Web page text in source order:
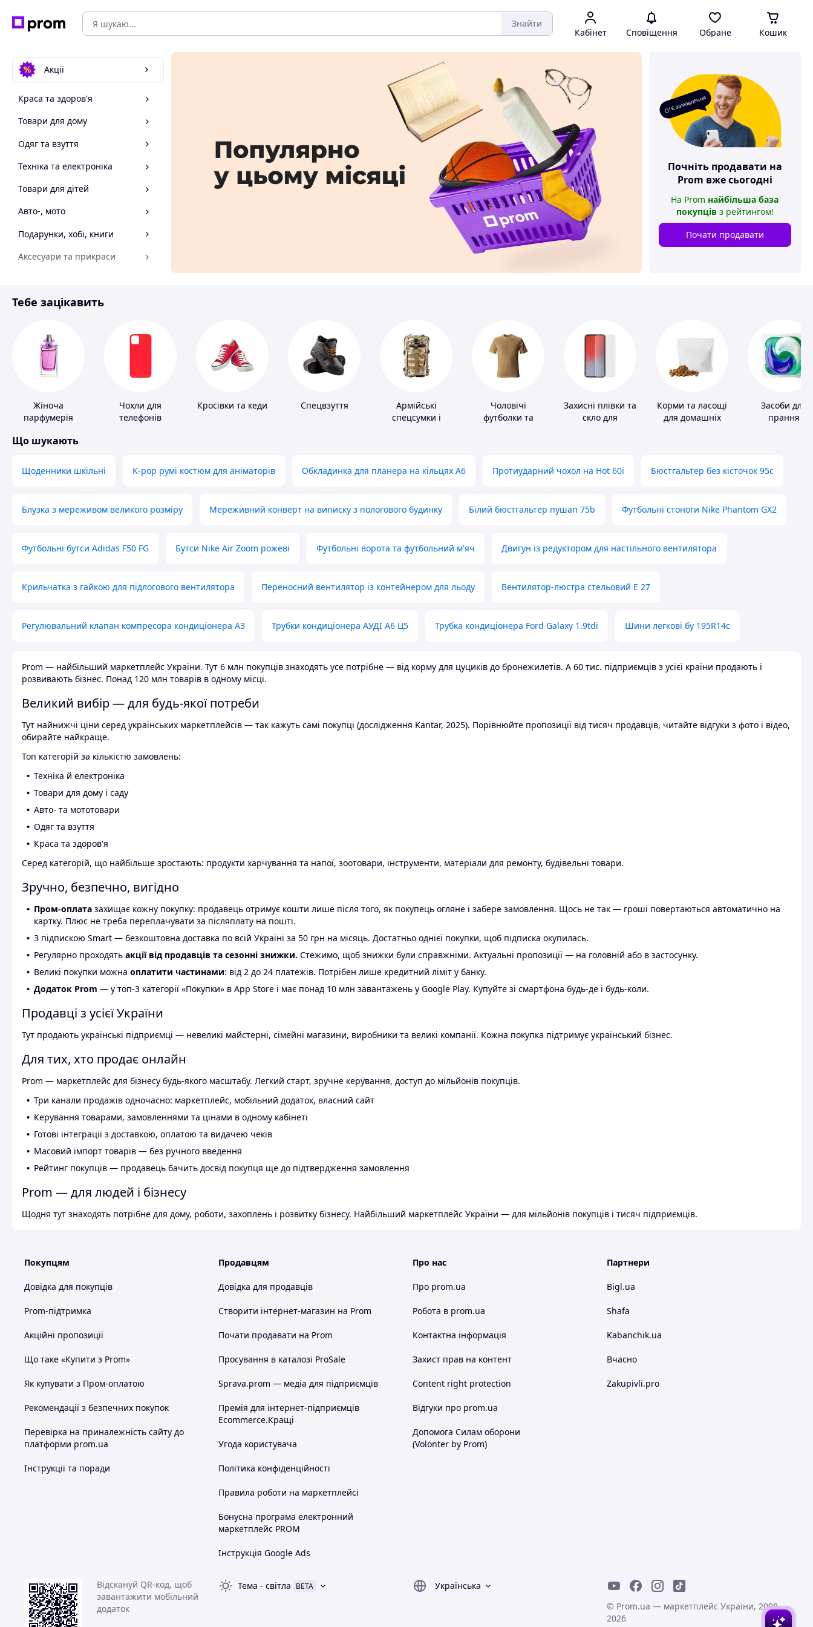
Знайти
Кабінет Сповіщення Обране Кошик
Акції
Краса та здоров'я
Товари для дому
Одяг та взуття
Техніка та електроніка
Товари для дітей
Авто-, мото
Подарунки, хобі, книги
Аксесуари та прикраси
Спорт і відпочинок
О! Є замовлення
Почніть продавати на
Prom вже сьогодні
На Prom найбільша база
покупців з рейтингом!
Почати продавати
Тебе зацікавить
Жіноча
парфумерія
Чохли для
телефонів
Кросівки та кеди Спецвзуття
Армійські
спецсумки і
Чоловічі
футболки та
Захисні плівки та
скло для
Корми та ласощі
для домашніх
Засоби для
прання
Що шукають
Щоденники шкільні K-pop румі костюм для аніматорів Обкладинка для планера на кільцях А6 Протиударний чохол на Hot 60i Бюстгальтер без кісточок 95с
Блузка з мереживом великого розміру Мереживний конверт на виписку з пологового будинку Білий бюстгальтер пушап 75b Футбольні стоноги Nike Phantom GX2
Футбольні бутси Adidas F50 FG Бутси Nike Air Zoom рожеві Футбольні ворота та футбольний м'яч Двигун із редуктором для настільного вентилятора
Крильчатка з гайкою для підлогового вентилятора Переносний вентилятор із контейнером для льоду Вентилятор-люстра стельовий E 27
Регулювальний клапан компресора кондиціонера А3 Трубки кондиціонера АУДІ А6 Ц5 Трубка кондиціонера Ford Galaxy 1.9tdi Шини легкові бу 195R14c
Prom — найбільший маркетплейс України. Тут 6 млн покупців знаходять усе потрібне — від корму для цуциків до бронежилетів. А 60 тис. підприємців з усієї країни продають і
розвивають бізнес. Понад 120 млн товарів в одному місці.
Великий вибір — для будь-якої потреби
Тут найнижчі ціни серед українських маркетплейсів — так кажуть самі покупці (дослідження Kantar, 2025). Порівнюйте пропозиції від тисяч продавців, читайте відгуки з фото і відео,
обирайте найкраще.
Топ категорій за кількістю замовлень:
Техніка й електроніка
Товари для дому і саду
Авто- та мототовари
Одяг та взуття
Краса та здоров'я
Серед категорій, що найбільше зростають: продукти харчування та напої, зоотовари, інструменти, матеріали для ремонту, будівельні товари.
Зручно, безпечно, вигідно
Пром-оплата захищає кожну покупку: продавець отримує кошти лише після того, як покупець огляне і забере замовлення. Щось не так — гроші повертаються автоматично на
картку. Плюс не треба переплачувати за післяплату на пошті.
З підпискою Smart — безкоштовна доставка по всій Україні за 50 грн на місяць. Достатньо однієї покупки, щоб підписка окупилась.
Регулярно проходять акції від продавців та сезонні знижки. Стежимо, щоб знижки були справжніми. Актуальні пропозиції — на головній або в застосунку.
Великі покупки можна оплатити частинами: від 2 до 24 платежів. Потрібен лише кредитний ліміт у банку.
Додаток Prom — у топ-3 категорії «Покупки» в App Store і має понад 10 млн завантажень у Google Play. Купуйте зі смартфона будь-де і будь-коли.
Продавці з усієї України
Тут продають українські підприємці — невеликі майстерні, сімейні магазини, виробники та великі компанії. Кожна покупка підтримує український бізнес.
Для тих, хто продає онлайн
Prom — маркетплейс для бізнесу будь-якого масштабу. Легкий старт, зручне керування, доступ до мільйонів покупців.
Три канали продажів одночасно: маркетплейс, мобільний додаток, власний сайт
Керування товарами, замовленнями та цінами в одному кабінеті
Готові інтеграції з доставкою, оплатою та видачею чеків
Масовий імпорт товарів — без ручного введення
Рейтинг покупців — продавець бачить досвід покупця ще до підтвердження замовлення
Prom — для людей і бізнесу
Щодня тут знаходять потрібне для дому, роботи, захоплень і розвитку бізнесу. Найбільший маркетплейс України — для мільйонів покупців і тисяч підприємців.
Покупцям
Довідка для покупців
Prom-підтримка
Акційні пропозиції
Що таке «Купити з Prom»
Як купувати з Пром-оплатою
Рекомендації з безпечних покупок
Перевірка на приналежність сайту до
платформи prom.ua
Інструкції та поради
Продавцям
Довідка для продавців
Створити інтернет-магазин на Prom
Почати продавати на Prom
Просування в каталозі ProSale
Sprava.prom — медіа для підприємців
Премія для інтернет-підприємців
Ecommerce.Кращі
Угода користувача
Політика конфіденційності
Правила роботи на маркетплейсі
Бонусна програма електронний
маркетплейс PROM
Інструкція Google Ads
Про нас
Про prom.ua
Робота в prom.ua
Контактна інформація
Захист прав на контент
Content right protection
Відгуки про prom.ua
Допомога Силам оборони
(Volonter by Prom)
Партнери
Bigl.ua
Shafa
Kabanchik.ua
Вчасно
Zakupivli.pro
Відскануй QR-код, щоб
завантажити мобільний
додаток
Тема - світла BETA
Українська
© Prom.ua — маркетплейс України, 2008-
2026